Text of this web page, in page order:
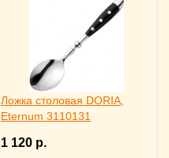
Ложка столовая DORIA,
Eternum 3110131
1 120 р.